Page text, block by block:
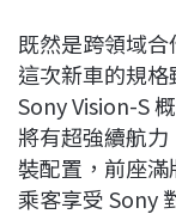
既然是跨領域
這次新車的規
Sony Vision-S
將有超強續航
裝配置，前座
乘客享受 Sony